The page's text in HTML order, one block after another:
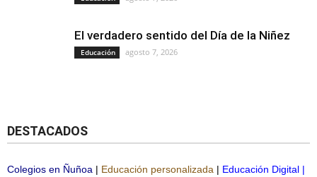
El verdadero sentido del Día de la Niñez
Educación agosto 7, 2026
DESTACADOS
Colegios en Ñuñoa | Educación personalizada | Educación Digital |